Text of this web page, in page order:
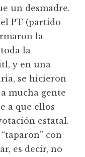
un desmadre.
PT (partido
la
la
y en una
se hicieron
mucha gente
a que ellos
estatal.
con
es decir, no